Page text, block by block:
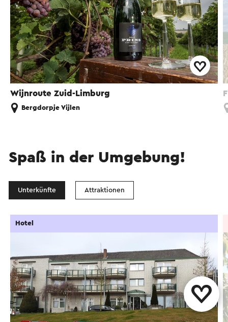
Wijnroute Zuid-Limburg
Bergdorpje Vijlen
Spaß in der Umgebung!
Unterkünfte Attraktionen
Hotel